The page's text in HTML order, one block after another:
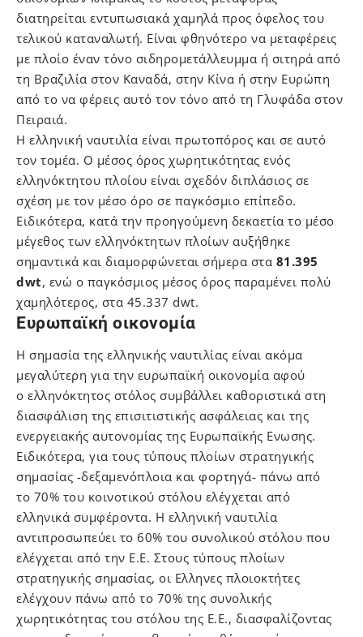
διατηρείται εντυπωσιακά χαμηλά προς όφελος του
τελικού καταναλωτή. Είναι φθηνότερο να μεταφέρεις
με πλοίο έναν τόνο σιδηρομετάλλευμμα ή σιτηρά από
τη Βραζιλία στον Καναδά, στην Κίνα ή στην Ευρώπη
από το να φέρεις αυτό τον τόνο από τη Γλυφάδα στον
Πειραιά.
Η ελληνική ναυτιλία είναι πρωτοπόρος και σε αυτό
τον τομέα. Ο μέσος όρος χωρητικότητας ενός
ελληνόκτητου πλοίου είναι σχεδόν διπλάσιος σε
σχέση με τον μέσο όρο σε παγκόσμιο επίπεδο.
Ειδικότερα, κατά την προηγούμενη δεκαετία το μέσο
μέγεθος των ελληνόκτητων πλοίων αυξήθηκε
σημαντικά και διαμορφώνεται σήμερα στα 81.395
dwt, ενώ ο παγκόσμιος μέσος όρος παραμένει πολύ
χαμηλότερος, στα 45.337 dwt.
Ευρωπαϊκή οικονομία
Η σημασία της ελληνικής ναυτιλίας είναι ακόμα
μεγαλύτερη για την ευρωπαϊκή οικονομία αφού
ο ελληνόκτητος στόλος συμβάλλει καθοριστικά στη
διασφάλιση της επισιτιστικής ασφάλειας και της
ενεργειακής αυτονομίας της Ευρωπαϊκής Ενωσης.
Ειδικότερα, για τους τύπους πλοίων στρατηγικής
σημασίας -δεξαμενόπλοια και φορτηγά- πάνω από
το 70% του κοινοτικού στόλου ελέγχεται από
ελληνικά συμφέροντα. Η ελληνική ναυτιλία
αντιπροσωπεύει το 60% του συνολικού στόλου που
ελέγχεται από την Ε.Ε. Στους τύπους πλοίων
στρατηγικής σημασίας, οι Ελληνες πλοιοκτήτες
ελέγχουν πάνω από το 70% της συνολικής
χωρητικότητας του στόλου της Ε.Ε., διασφαλίζοντας